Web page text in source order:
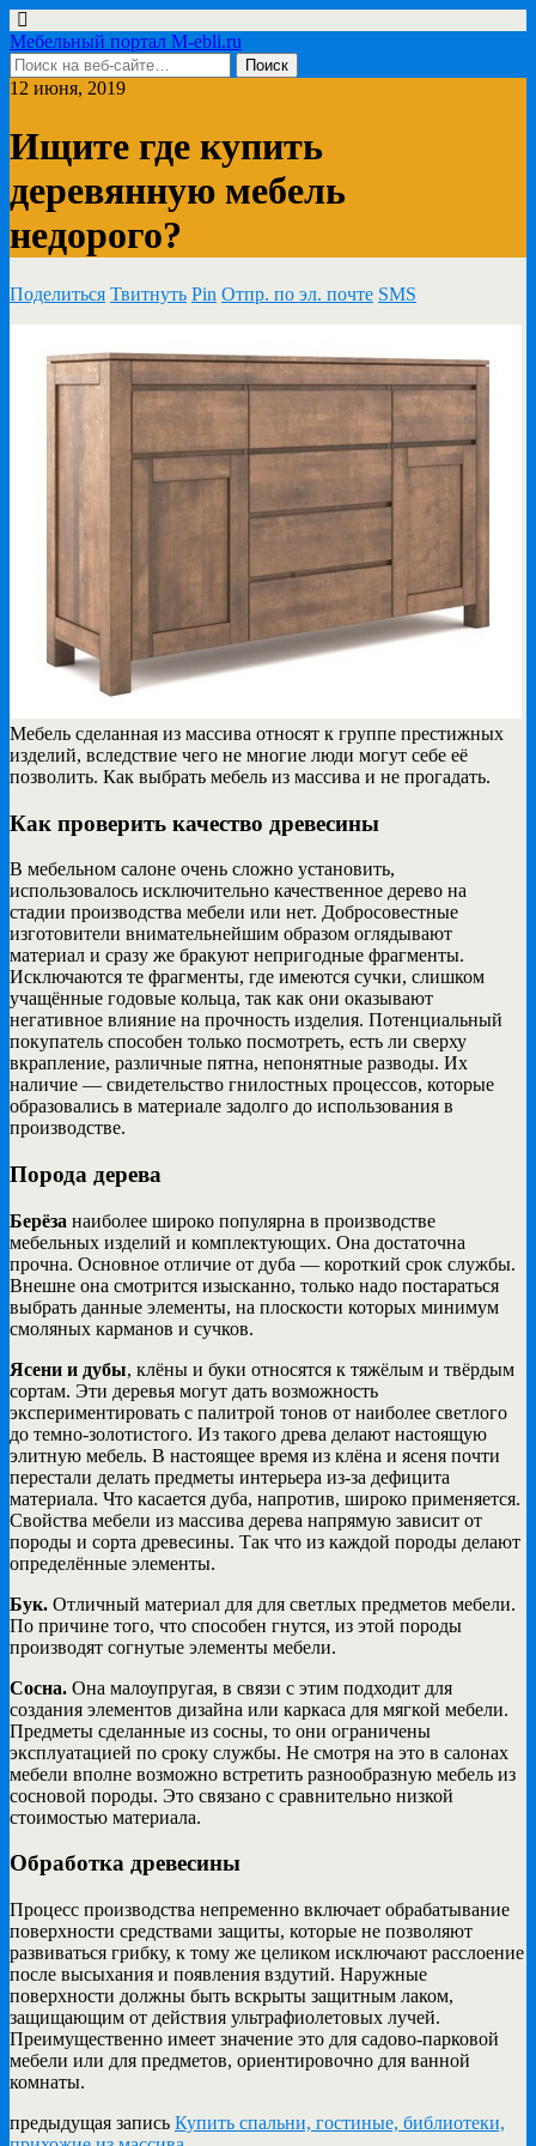
Мебельный портал M-ebli.ru
12 июня, 2019
Ищите где купить
деревянную мебель
недорого?
Поделиться Твитнуть Pin Отпр. по эл. почте SMS
Мебель сделанная из массива относят к группе престижных
изделий, вследствие чего не многие люди могут себе её
позволить. Как выбрать мебель из массива и не прогадать.
Как проверить качество древесины
В мебельном салоне очень сложно установить,
использовалось исключительно качественное дерево на
стадии производства мебели или нет. Добросовестные
изготовители внимательнейшим образом оглядывают
материал и сразу же бракуют непригодные фрагменты.
Исключаются те фрагменты, где имеются сучки, слишком
учащённые годовые кольца, так как они оказывают
негативное влияние на прочность изделия. Потенциальный
покупатель способен только посмотреть, есть ли сверху
вкрапление, различные пятна, непонятные разводы. Их
наличие — свидетельство гнилостных процессов, которые
образовались в материале задолго до использования в
производстве.
Порода дерева
Берёза наиболее широко популярна в производстве
мебельных изделий и комплектующих. Она достаточна
прочна. Основное отличие от дуба — короткий срок службы.
Внешне она смотрится изысканно, только надо постараться
выбрать данные элементы, на плоскости которых минимум
смоляных карманов и сучков.
Ясени и дубы, клёны и буки относятся к тяжёлым и твёрдым
сортам. Эти деревья могут дать возможность
экспериментировать с палитрой тонов от наиболее светлого
до темно-золотистого. Из такого древа делают настоящую
элитную мебель. В настоящее время из клёна и ясеня почти
перестали делать предметы интерьера из-за дефицита
материала. Что касается дуба, напротив, широко применяется.
Свойства мебели из массива дерева напрямую зависит от
породы и сорта древесины. Так что из каждой породы делают
определённые элементы.
Бук. Отличный материал для для светлых предметов мебели.
По причине того, что способен гнутся, из этой породы
производят согнутые элементы мебели.
Сосна. Она малоупругая, в связи с этим подходит для
создания элементов дизайна или каркаса для мягкой мебели.
Предметы сделанные из сосны, то они ограничены
эксплуатацией по сроку службы. Не смотря на это в салонах
мебели вполне возможно встретить разнообразную мебель из
сосновой породы. Это связано с сравнительно низкой
стоимостью материала.
Обработка древесины
Процесс производства непременно включает обрабатывание
поверхности средствами защиты, которые не позволяют
развиваться грибку, к тому же целиком исключают расслоение
после высыхания и появления вздутий. Наружные
поверхности должны быть вскрыты защитным лаком,
защищающим от действия ультрафиолетовых лучей.
Преимущественно имеет значение это для садово-парковой
мебели или для предметов, ориентировочно для ванной
комнаты.
предыдущая запись Купить спальни, гостиные, библиотеки,